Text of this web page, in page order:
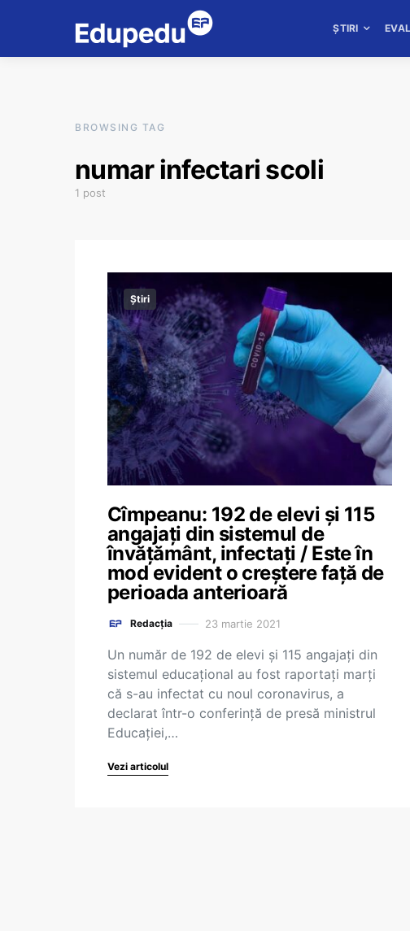
ȘTIRI
BROWSING TAG
numar infectari scoli
1 post
Știri
Cîmpeanu: 192 de elevi și 115
angajați din sistemul de
învățământ, infectați / Este în
mod evident o creștere față de
perioada anterioară
Redacția 23 martie 2021
Un număr de 192 de elevi şi 115 angajaţi din
sistemul educaţional au fost raportaţi marţi
că s-au infectat cu noul coronavirus, a
declarat într-o conferinţă de presă ministrul
Educaţiei,…
Vezi articolul